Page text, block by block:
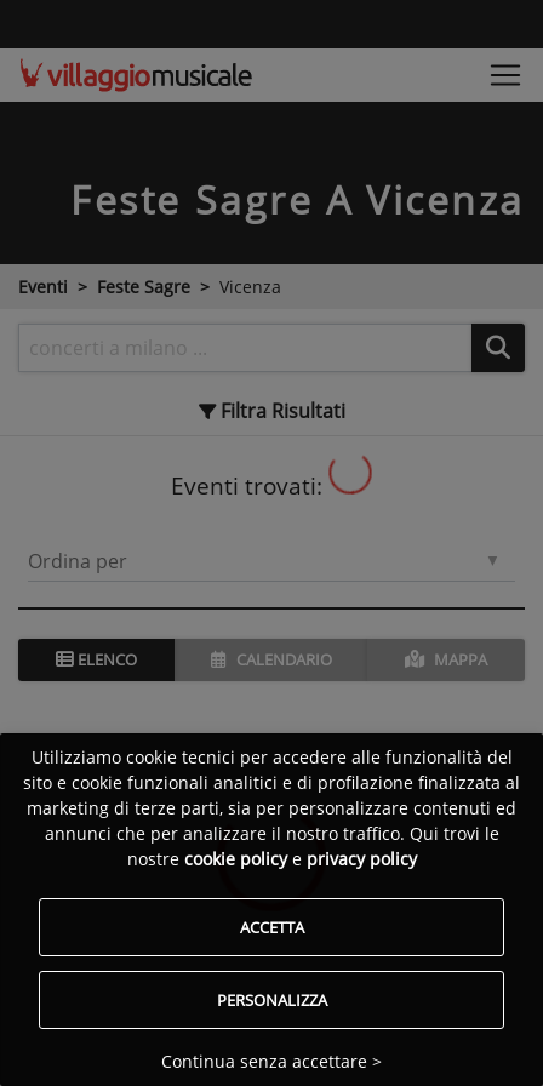
Feste Sagre A Vicenza
Eventi Feste Sagre Vicenza
Filtra Risultati
Eventi trovati:
Ordina per
ELENCO CALENDARIO MAPPA
Utilizziamo cookie tecnici per accedere alle funzionalità del
sito e cookie funzionali analitici e di profilazione finalizzata al
marketing di terze parti, sia per personalizzare contenuti ed
annunci che per analizzare il nostro traffico. Qui trovi le
nostre cookie policye privacy policy
ACCETTA
PERSONALIZZA
Continua senza accettare >